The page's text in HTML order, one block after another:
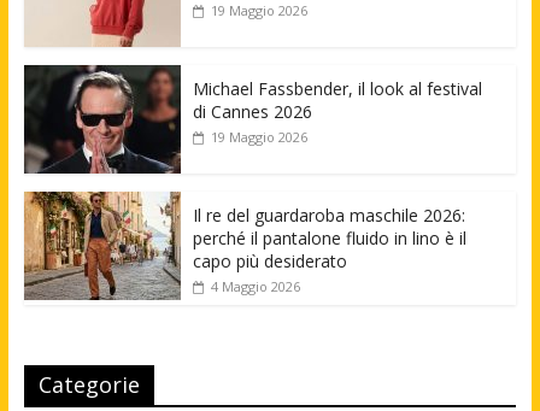
19 Maggio 2026
Michael Fassbender, il look al festival
di Cannes 2026
19 Maggio 2026
Il re del guardaroba maschile 2026:
perché il pantalone fluido in lino è il
capo più desiderato
4 Maggio 2026
Categorie